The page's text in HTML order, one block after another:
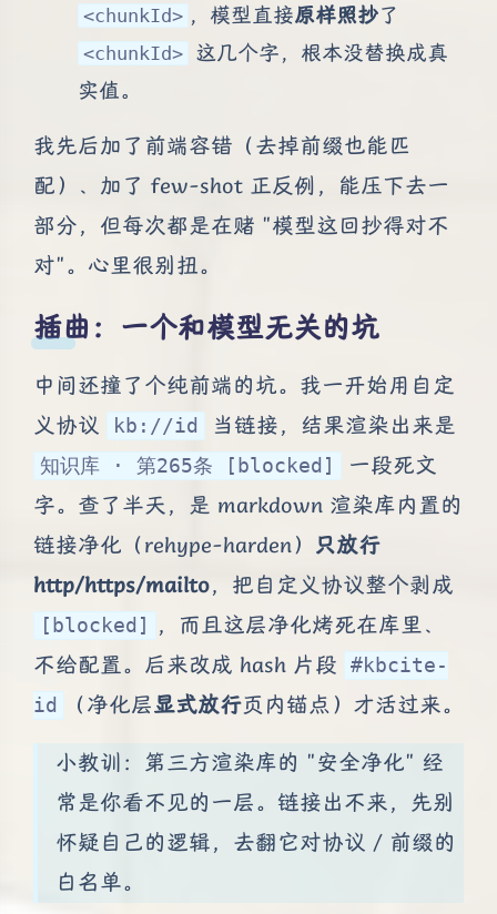
<chunkId> ，模型直接原样照抄了
<chunkId> 这几个字，根本没替换成真
实值。
我先后加了前端容错（去掉前缀也能匹
配）、加了 few-shot 正反例，能压下去一
部分，但每次都是在赌 "模型这回抄得对不
对"。心里很别扭。
插曲：一个和模型无关的坑
中间还撞了个纯前端的坑。我一开始用自定
义协议
kb://id 当链接，结果渲染出来是
知识库 · 第265条 [blocked]
一段死文
字。查了半天，是 markdown 渲染库内置的
链接净化（rehype-harden） 只放行
http/https/mailto，把自定义协议整个剥成
[blocked]
，而且这层净化烤死在库里、
不给配置。后来改成 hash 片段
#kbcite-
id
（净化层显式放行页内锚点）才活过来。
小教训：第三方渲染库的 "安全净化" 经
常是你看不见的一层。链接出不来，先别
怀疑自己的逻辑，去翻它对协议 / 前缀的
白名单。